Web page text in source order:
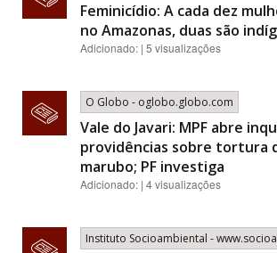
Feminicídio: A cada dez
no Amazonas, duas são
Adicionado: | 5 visualizações
O Globo - oglobo.globo.com
Vale do Javari: MPF abre
providências sobre tortura
marubo; PF investiga
Adicionado: | 4 visualizações
Instituto Socioambiental -